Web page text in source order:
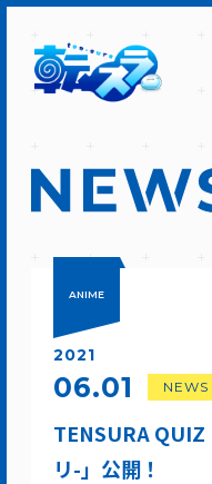
ANIME
TENSURA
リ-」公開！
NEWS
2021
06.01